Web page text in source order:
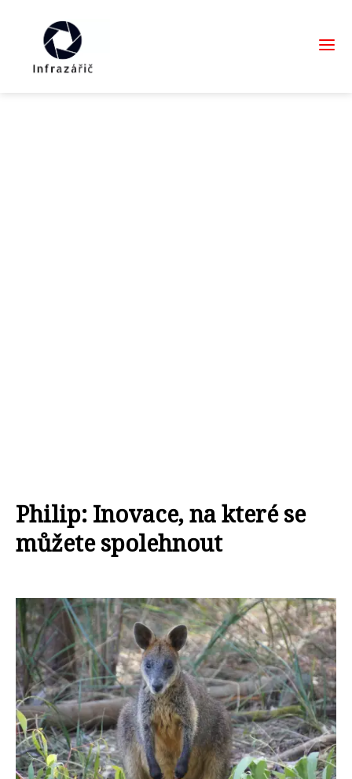
Philip: Inovace, na které se
můžete spolehnout